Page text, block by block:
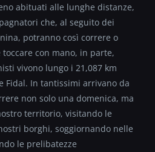
abituati alle lunghe distanze,
che, al seguito dei
potranno così correre o
con mano, in parte,
vivono lungo i 21,087 km
Fidal. In tantissimi arrivano da
non solo una domenica, ma
territorio, visitando le
borghi, soggiornando nelle
le prelibatezze